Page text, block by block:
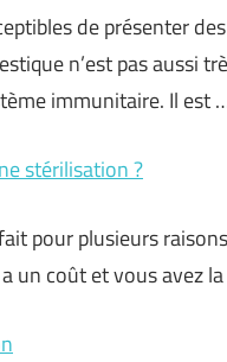
de présenter
n’est pas aussi
immunitaire. Il est
stérilisation ?
pour plusieurs
un coût et vous avez